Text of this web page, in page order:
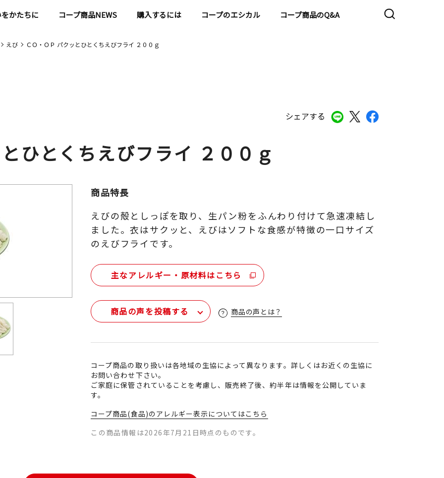
かたちに コープ商品NEWS 購入するには コープのエシカル コープ商品のQ&A
えび ＣＯ・ＯＰ パクッとひとくちえびフライ ２００ｇ
シェアする
ひとくちえびフライ ２００ｇ
商品特長
えびの殻としっぽを取り、生パン粉をふんわり付けて急速凍結し
ました。衣はサクッと、えびはソフトな食感が特徴の一口サイズ
のえびフライです。
主なアレルギー・原材料はこちら
商品の声を投稿する 商品の声とは？
コープ商品の取り扱いは各地域の生協によって異なります。詳しくはお近くの生協に
お問い合わせ下さい。
ご家庭に保管されていることを考慮し、販売終了後、約半年は情報を公開していま
す。
コープ商品(食品)のアレルギー表示についてはこちら
この商品情報は2026年7月21日時点のものです。